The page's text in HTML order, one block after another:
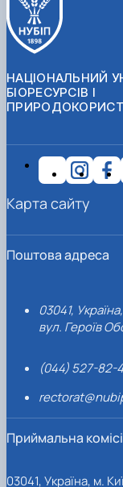
НАЦІОНАЛЬНИЙ
БІОРЕСУРСІВ І
Поштова адреса
03041,
вул. Героїв
(044) 527-82-
Приймальна
03041, Україна, м.
Карта сайту